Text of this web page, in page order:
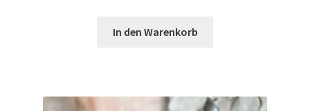
In den Warenkorb